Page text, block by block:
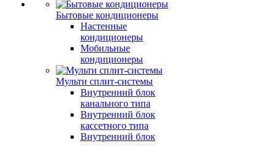
Бытовые кондиционеры
Настенные
кондиционеры
Мобильные
кондиционеры
Мульти сплит-системы
Внутренний блок
канального типа
Внутренний блок
кассетного типа
Внутренний блок